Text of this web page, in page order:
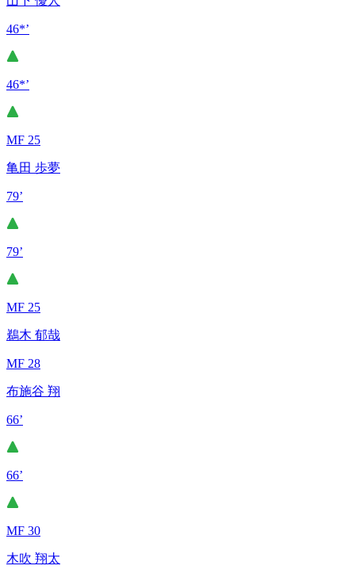
46*’
46*’
MF 25
亀田 歩夢
79’
79’
MF 25
鵜木 郁哉
MF 28
布施谷 翔
66’
66’
MF 30
木吹 翔太